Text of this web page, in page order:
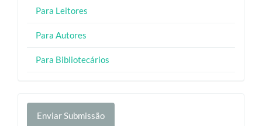
Para Leitores
Para Autores
Para Bibliotecários
Enviar
Enviar Submissão